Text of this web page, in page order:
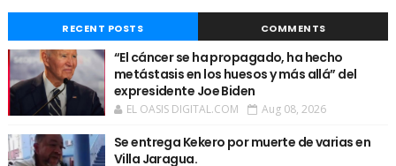
RECENT POSTS COMMENTS
“El cáncer se ha propagado, ha hecho
metástasis en los huesos y más allá” del
expresidente Joe Biden
EL OASIS DIGITAL.COM Aug 08, 2026
Se entrega Kekero por muerte de varias en
Villa Jaragua.